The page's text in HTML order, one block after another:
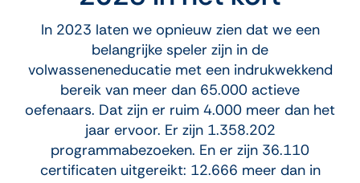
In 2023 laten we opnieuw zien dat we een
belangrijke speler zijn in de
volwasseneneducatie met een indrukwekkend
bereik van meer dan 65.000 actieve
oefenaars. Dat zijn er ruim 4.000 meer dan het
jaar ervoor. Er zijn 1.358.202
programmabezoeken. En er zijn 36.110
certificaten uitgereikt: 12.666 meer dan in